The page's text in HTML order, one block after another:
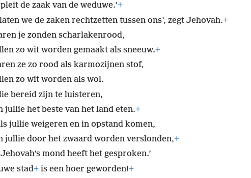
de zaak van de weduwe.’+
we de zaken rechtzetten tussen ons’, zegt Jehovah.+
je zonden scharlakenrood,
zo wit worden gemaakt als sneeuw.+
ze zo rood als karmozijnen stof,
zo wit worden als wol.
bereid zijn te luisteren,
jullie het beste van het land eten.+
jullie weigeren en in opstand komen,
jullie door het zwaard worden verslonden,+
mond heeft het gesproken.’
stad+ is een hoer geworden!+